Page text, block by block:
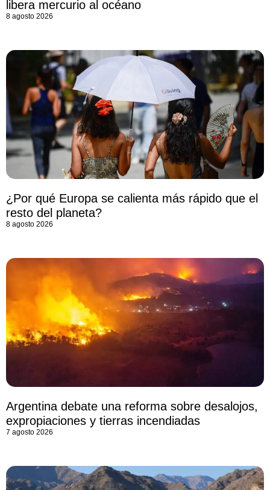
libera mercurio al océano
8 agosto 2026
¿Por qué Europa se calienta más rápido que el
resto del planeta?
8 agosto 2026
Argentina debate una reforma sobre desalojos,
expropiaciones y tierras incendiadas
7 agosto 2026